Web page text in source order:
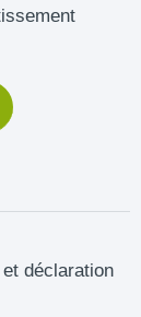
déclaration